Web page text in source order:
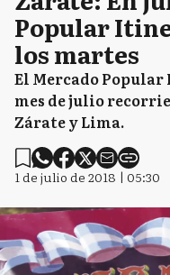
Popular
los martes
El Mercado
mes de julio
Zárate y Lima.
1 de julio de 2018 | 05:30